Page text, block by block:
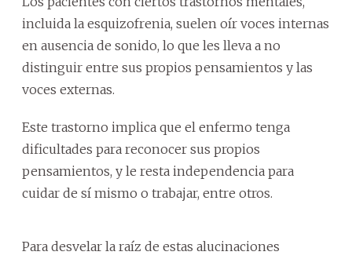
incluida la esquizofrenia, suelen oír voces internas
en ausencia de sonido, lo que les lleva a no
distinguir entre sus propios pensamientos y las
voces externas.
Este trastorno implica que el enfermo tenga
dificultades para reconocer sus propios
pensamientos, y le resta independencia para
cuidar de sí mismo o trabajar, entre otros.
Para desvelar la raíz de estas alucinaciones